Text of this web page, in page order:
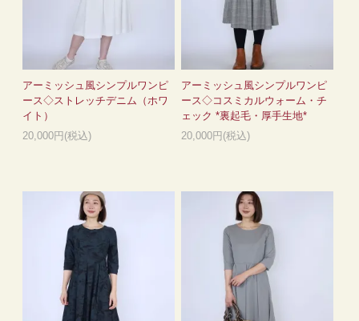
アーミッシュ風シンプルワンピ
ース◇ストレッチデニム（ホワ
イト）
20,000円(税込)
アーミッシュ風シンプルワンピ
ース◇コスミカルウォーム・チ
ェック *裏起毛・厚手生地*
20,000円(税込)